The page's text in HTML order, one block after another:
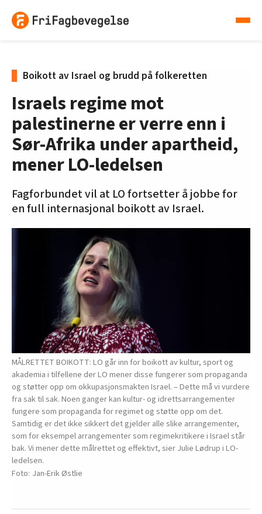
Boikott av Israel og brudd på folkeretten
Israels regime mot
palestinerne er verre enn i
Sør-Afrika under apartheid,
mener LO-ledelsen
Fagforbundet vil at LO fortsetter å jobbe for
en full internasjonal boikott av Israel.
MÅLRETTET BOIKOTT: LO går inn for boikott av kultur, sport og
akademia i tilfellene der LO mener disse fungerer som propaganda
og støtter opp om okkupasjonsmakten Israel. – Dette må vi vurdere
fra sak til sak. Noen ganger kan kultur- og idrettsarrangementer
fungere som propaganda for regimet og støtte opp om det.
Samtidig er det ikke sikkert det gjelder alle slike arrangementer,
som for eksempel arrangementer som regimekritikere i Israel står
bak. Vi mener dette målrettet og effektivt, sier Julie Lødrup i LO-
ledelsen.
Jan-Erik Østlie